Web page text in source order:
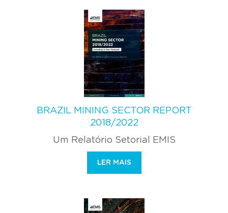
BRAZIL MINING SECTOR REPORT
2018/2022
Um Relatório Setorial EMIS
LER MAIS